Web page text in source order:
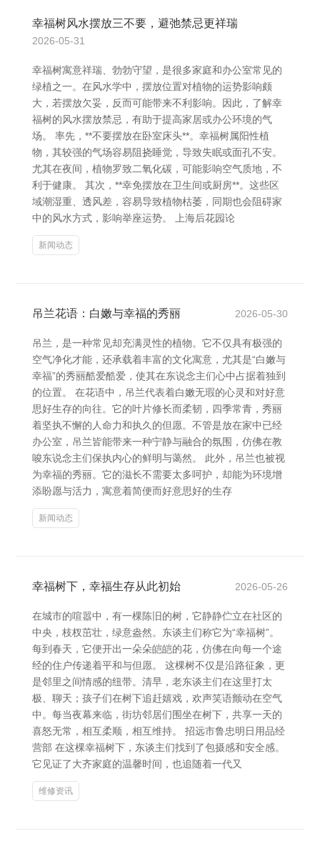
幸福树风水摆放三不要，避弛禁忌更祥瑞
2026-05-31
幸福树寓意祥瑞、勃勃守望，是很多家庭和办公室常见的
绿植之一。在风水学中，摆放位置对植物的运势影响颇
大，若摆放欠妥，反而可能带来不利影响。因此，了解幸
福树的风水摆放禁忌，有助于提高家居或办公环境的气
场。 率先，**不要摆放在卧室床头**。幸福树属阳性植
物，其较强的气场容易阻挠睡觉，导致失眠或面孔不安。
尤其在夜间，植物罗致二氧化碳，可能影响空气质地，不
利于健康。 其次，**幸免摆放在卫生间或厨房**。这些区
域潮湿重、透风差，容易导致植物枯萎，同期也会阻碍家
中的风水方式，影响举座运势。 上海后花园论
新闻动态
吊兰花语：白嫩与幸福的秀丽 2026-05-30
吊兰，是一种常见却充满灵性的植物。它不仅具有极强的
空气净化才能，还承载着丰富的文化寓意，尤其是“白嫩与
幸福”的秀丽酷爱酷爱，使其在东说念主们心中占据着独到
的位置。 在花语中，吊兰代表着白嫩无瑕的心灵和对好意
思好生存的向往。它的叶片修长而柔韧，四季常青，秀丽
着坚执不懈的人命力和执久的但愿。不管是放在家中已经
办公室，吊兰皆能带来一种宁静与融合的氛围，仿佛在教
唆东说念主们保执内心的鲜明与蔼然。 此外，吊兰也被视
为幸福的秀丽。它的滋长不需要太多呵护，却能为环境增
添盼愿与活力，寓意着简便而好意思好的生存
新闻动态
幸福树下，幸福生存从此初始 2026-05-26
在城市的喧嚣中，有一棵陈旧的树，它静静伫立在社区的
中央，枝杈茁壮，绿意盎然。东谈主们称它为“幸福树”。
每到春天，它便开出一朵朵皑皑的花，仿佛在向每一个途
经的住户传递着平和与但愿。 这棵树不仅是沿路征象，更
是邻里之间情感的纽带。清早，老东谈主们在这里打太
极、聊天；孩子们在树下追赶嬉戏，欢声笑语颤动在空气
中。每当夜幕来临，街坊邻居们围坐在树下，共享一天的
喜怒无常，相互柔顺，相互维持。 招远市鲁忠明日用品经
营部 在这棵幸福树下，东谈主们找到了包摄感和安全感。
它见证了大齐家庭的温馨时间，也追随着一代又
维修资讯